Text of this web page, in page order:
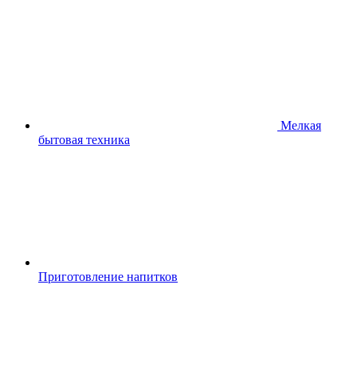
Мелкая
бытовая техника
Приготовление напитков